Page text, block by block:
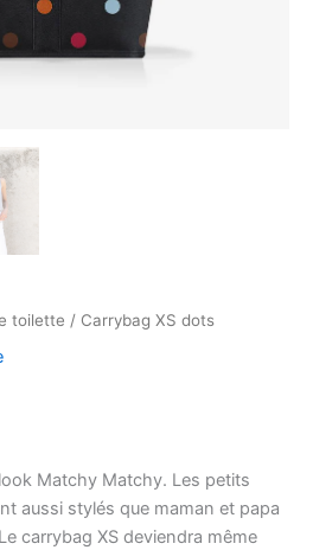
toilette / Carrybag XS dots
Matchy Matchy. Les petits
aussi stylés que maman et papa
carrybag XS deviendra même